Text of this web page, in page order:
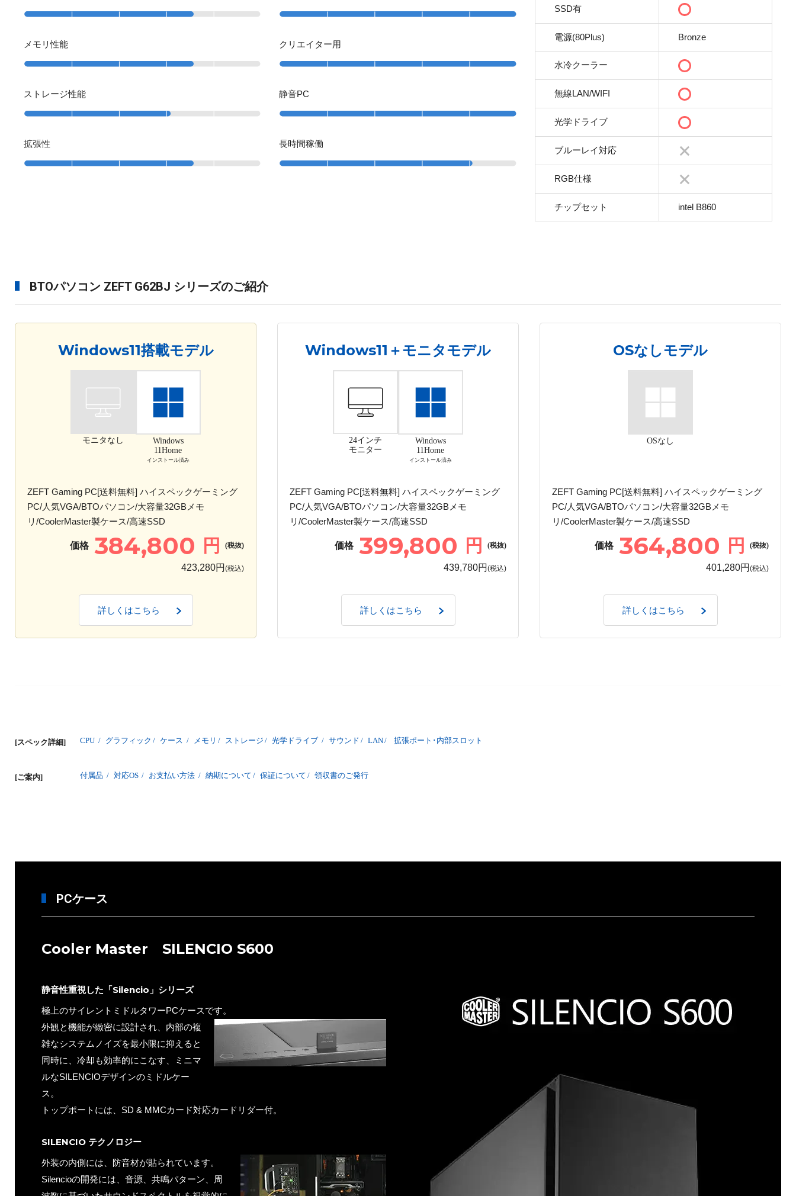
メモリ性能
ストレージ性能
拡張性
クリエイター用
静音PC
長時間稼働
SSD有
電源(80Plus) Bronze
水冷クーラー
無線LAN/WIFI
光学ドライブ
ブルーレイ対応
RGB仕様
チップセット intel B860
BTOパソコン ZEFT G62BJ シリーズのご紹介
Windows11搭載モデル
モニタなし
Windows
11Home
インストール済み
ZEFT Gaming PC[送料無料] ハイスペックゲーミング
PC/人気VGA/BTOパソコン/大容量32GBメモ
リ/CoolerMaster製ケース/高速SSD
価格 384,800 円 (税抜)
423,280円 (税込)
詳しくはこちら
Windows11＋モニタモデル
24インチ
モニター
Windows
11Home
インストール済み
ZEFT Gaming PC[送料無料] ハイスペックゲーミング
PC/人気VGA/BTOパソコン/大容量32GBメモ
リ/CoolerMaster製ケース/高速SSD
価格 399,800 円 (税抜)
439,780円 (税込)
詳しくはこちら
OSなしモデル
OSなし
ZEFT Gaming PC[送料無料] ハイスペックゲーミング
PC/人気VGA/BTOパソコン/大容量32GBメモ
リ/CoolerMaster製ケース/高速SSD
価格 364,800 円 (税抜)
401,280円 (税込)
詳しくはこちら
[スペック詳細] CPU / グラフィック / ケース / メモリ / ストレージ / 光学ドライブ / サウンド / LAN/ 拡張ポート･内部スロット
[ご案内] 付属品 / 対応OS / お支払い方法 / 納期について / 保証について / 領収書のご発行
PCケース
Cooler Master SILENCIO S600
静音性重視した「Silencio」シリーズ
極上のサイレントミドルタワーPCケースです。
外観と機能が緻密に設計され、内部の複
雑なシステムノイズを最小限に抑えると
同時に、冷却も効率的にこなす、ミニマ
ルなSILENCIOデザインのミドルケー
ス。
トップポートには、SD & MMCカード対応カードリダー付。
SILENCIO テクノロジー
外装の内側には、防音材が貼られています。
Silencioの開発には、音源、共鳴パターン、周